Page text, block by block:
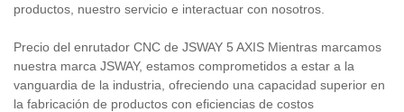
productos, nuestro servicio e interactuar con nosotros.
Precio del enrutador CNC de JSWAY 5 AXIS Mientras marcamos
nuestra marca JSWAY, estamos comprometidos a estar a la
vanguardia de la industria, ofreciendo una capacidad superior en
la fabricación de productos con eficiencias de costos